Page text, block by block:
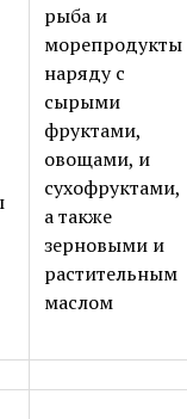
рыба и
морепродукты
наряду с
сырыми
фруктами,
овощами, и
сухофруктами,
а также
зерновыми и
растительным
маслом